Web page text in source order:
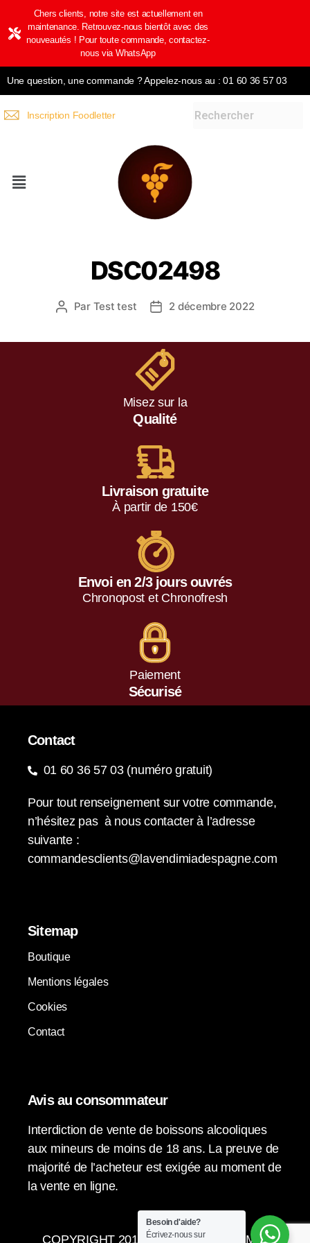
Chers clients, notre site est actuellement en
maintenance. Retrouvez-nous bientôt avec des
nouveautés ! Pour toute commande, contactez-
nous via WhatsApp
Une question, une commande ? Appelez-nous au : 01 60 36 57 03
Inscription Foodletter
DSC02498
Par Test test 2 décembre 2022
Misez sur la
Qualité
Livraison gratuite
À partir de 150€
Envoi en 2/3 jours ouvrés
Chronopost et Chronofresh
Paiement
Sécurisé
Contact
01 60 36 57 03 (numéro gratuit)
Pour tout renseignement sur votre commande,
n’hésitez pas à nous contacter à l’adresse
suivante :
commandesclients@lavendimiadespagne.com
Sitemap
Boutique
Mentions légales
Cookies
Contact
Avis au consommateur
Interdiction de vente de boissons alcooliques
aux mineurs de moins de 18 ans. La preuve de
majorité de l’acheteur est exigée au moment de
la vente en ligne.
COPYRIGHT 2015-2024 © LA VENDIMIA
Besoin d'aide?
Écrivez-nous sur